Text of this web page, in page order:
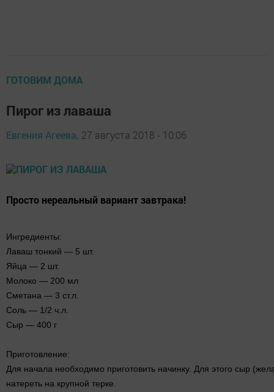
ГОТОВИМ ДОМА
Пирог из лаваша
Евгения Агеева, 27 августа 2018 - 10:06
Просто нереальный вариант завтрака!
Ингредиенты:
Лаваш тонкий — 5 шт.
Яйца — 2 шт.
Молоко — 200 мл
Сметана — 3 ст.л.
Соль — 1/2 ч.л.
Сыр — 400 г
Приготовление:
Для начала необходимо приготовить начинку. Для этого сыр
натереть на крупной терке.